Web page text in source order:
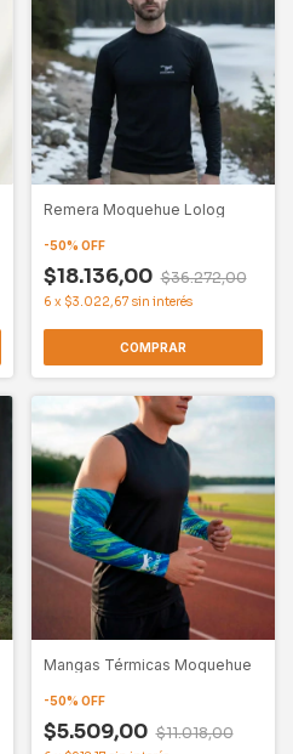
Remera Moquehue Lolog
-50% OFF
$18.136,00 $36.272,00
6 x $3.022,67 sin interés
COMPRAR
Mangas Térmicas Moquehue
-50% OFF
$5.509,00 $11.018,00